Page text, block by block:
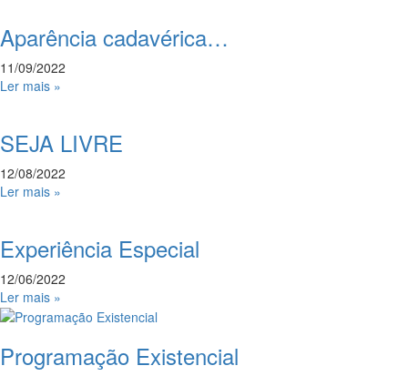
Aparência cadavérica…
11/09/2022
Ler mais »
SEJA LIVRE
12/08/2022
Ler mais »
Experiência Especial
12/06/2022
Ler mais »
Programação Existencial